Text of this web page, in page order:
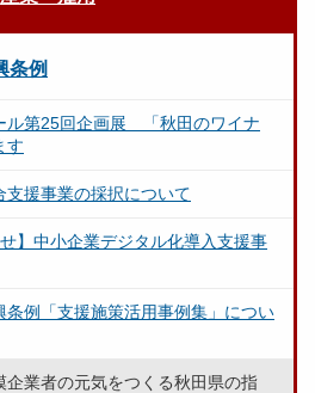
条例
ル第25回企画展 「秋田のワイナ
す
支援事業の採択について
】中小企業デジタル化導入支援事
条例「支援施策活用事例集」につい
企業者の元気をつくる秋田県の指